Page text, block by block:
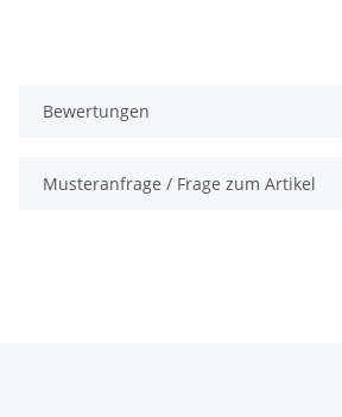
Bewertungen
Musteranfrage / Frage zum Artikel